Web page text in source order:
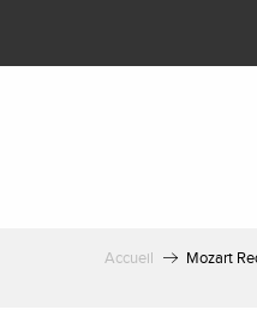
contenu
Accueil Mozart